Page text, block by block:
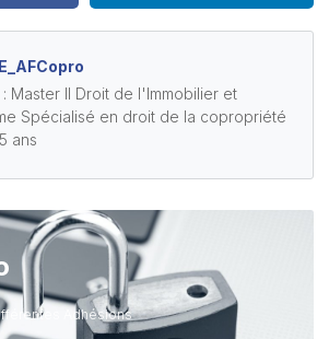
Master II Droit de l'Immobilier et
Spécialisé en droit de la copropriété
ans
Adhésions